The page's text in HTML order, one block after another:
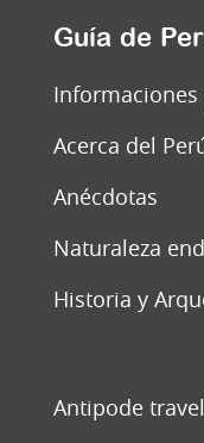
Guía de
Informaciones
Acerca del
Anécdotas
Naturaleza
Historia y
Antipode travel